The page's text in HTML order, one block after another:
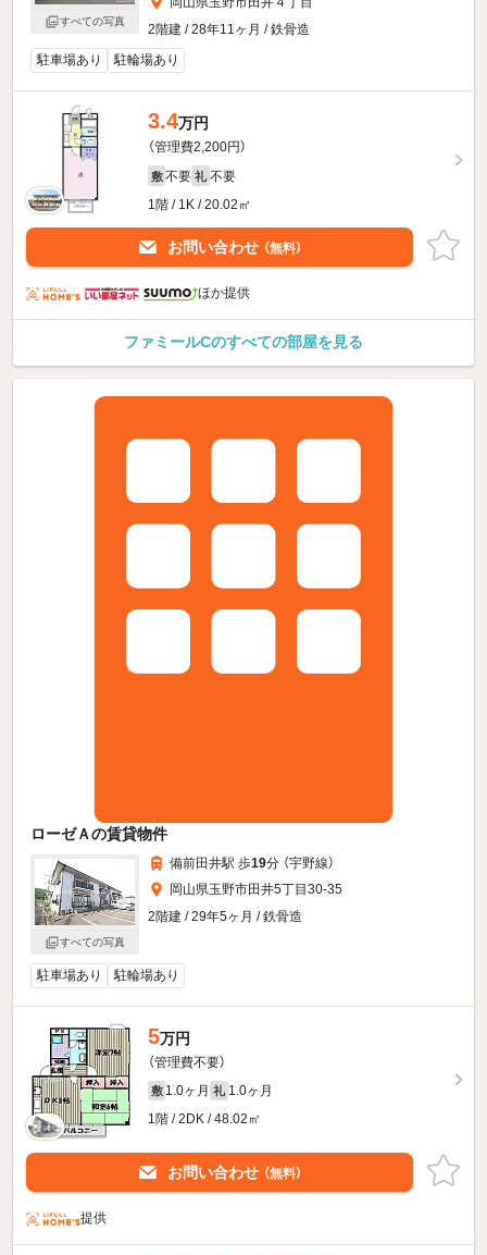
すべての写真
2階建 / 28年11ヶ月 / 鉄骨造
駐車場あり
駐輪場あり
3.4万円
（管理費2,200円）
敷 不要 礼 不要
1階 / 1K / 20.02㎡
お問い合わせ （無料）
ほか提供
ファミールCのすべての部屋を見る
ローゼＡの賃貸物件
すべての写真
備前田井駅 歩19分 （宇野線）
岡山県玉野市田井5丁目30-35
2階建 / 29年5ヶ月 / 鉄骨造
駐車場あり 駐輪場あり
5万円
（管理費不要）
敷 1.0ヶ月 礼 1.0ヶ月
1階 / 2DK / 48.02㎡
お問い合わせ （無料）
提供